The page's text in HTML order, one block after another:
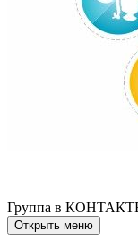
Группа в
Открыть меню